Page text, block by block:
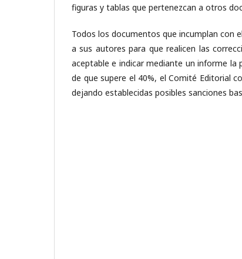
figuras y tablas que pertenezcan a otros
Todos los documentos que incumplan con
a sus autores para que realicen las
aceptable e indicar mediante un informe la
de que supere el 40%, el Comité Editorial
dejando establecidas posibles sanciones